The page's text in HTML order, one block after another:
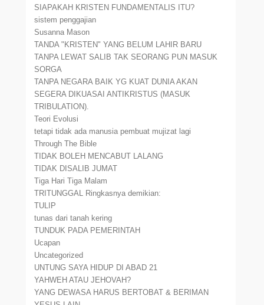
SIAPAKAH KRISTEN FUNDAMENTALIS ITU?
sistem penggajian
Susanna Mason
TANDA "KRISTEN" YANG BELUM LAHIR BARU
TANPA LEWAT SALIB TAK SEORANG PUN MASUK
SORGA
TANPA NEGARA BAIK YG KUAT DUNIA AKAN
SEGERA DIKUASAI ANTIKRISTUS (MASUK
TRIBULATION).
Teori Evolusi
tetapi tidak ada manusia pembuat mujizat lagi
Through The Bible
TIDAK BOLEH MENCABUT LALANG
TIDAK DISALIB JUMAT
Tiga Hari Tiga Malam
TRITUNGGAL Ringkasnya demikian:
TULIP
tunas dari tanah kering
TUNDUK PADA PEMERINTAH
Ucapan
Uncategorized
UNTUNG SAYA HIDUP DI ABAD 21
YAHWEH ATAU JEHOVAH?
YANG DEWASA HARUS BERTOBAT & BERIMAN